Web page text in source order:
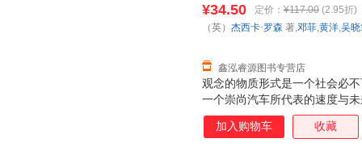
杀，欢迎选购！
观念的物质形式是一个社会必
一个崇尚汽车所代表的速度与
奉祖先的青铜器来体现个人成
¥34.50 定价： ¥117.00 (2.95折)
鑫泓睿源图书专营店
（英） 杰西卡·罗森 著,邓菲,黄洋,吴
加入购物车 收藏